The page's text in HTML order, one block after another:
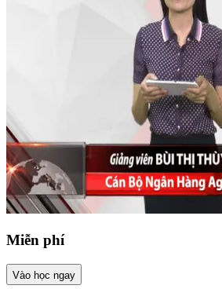
Miễn phí
Vào học ngay